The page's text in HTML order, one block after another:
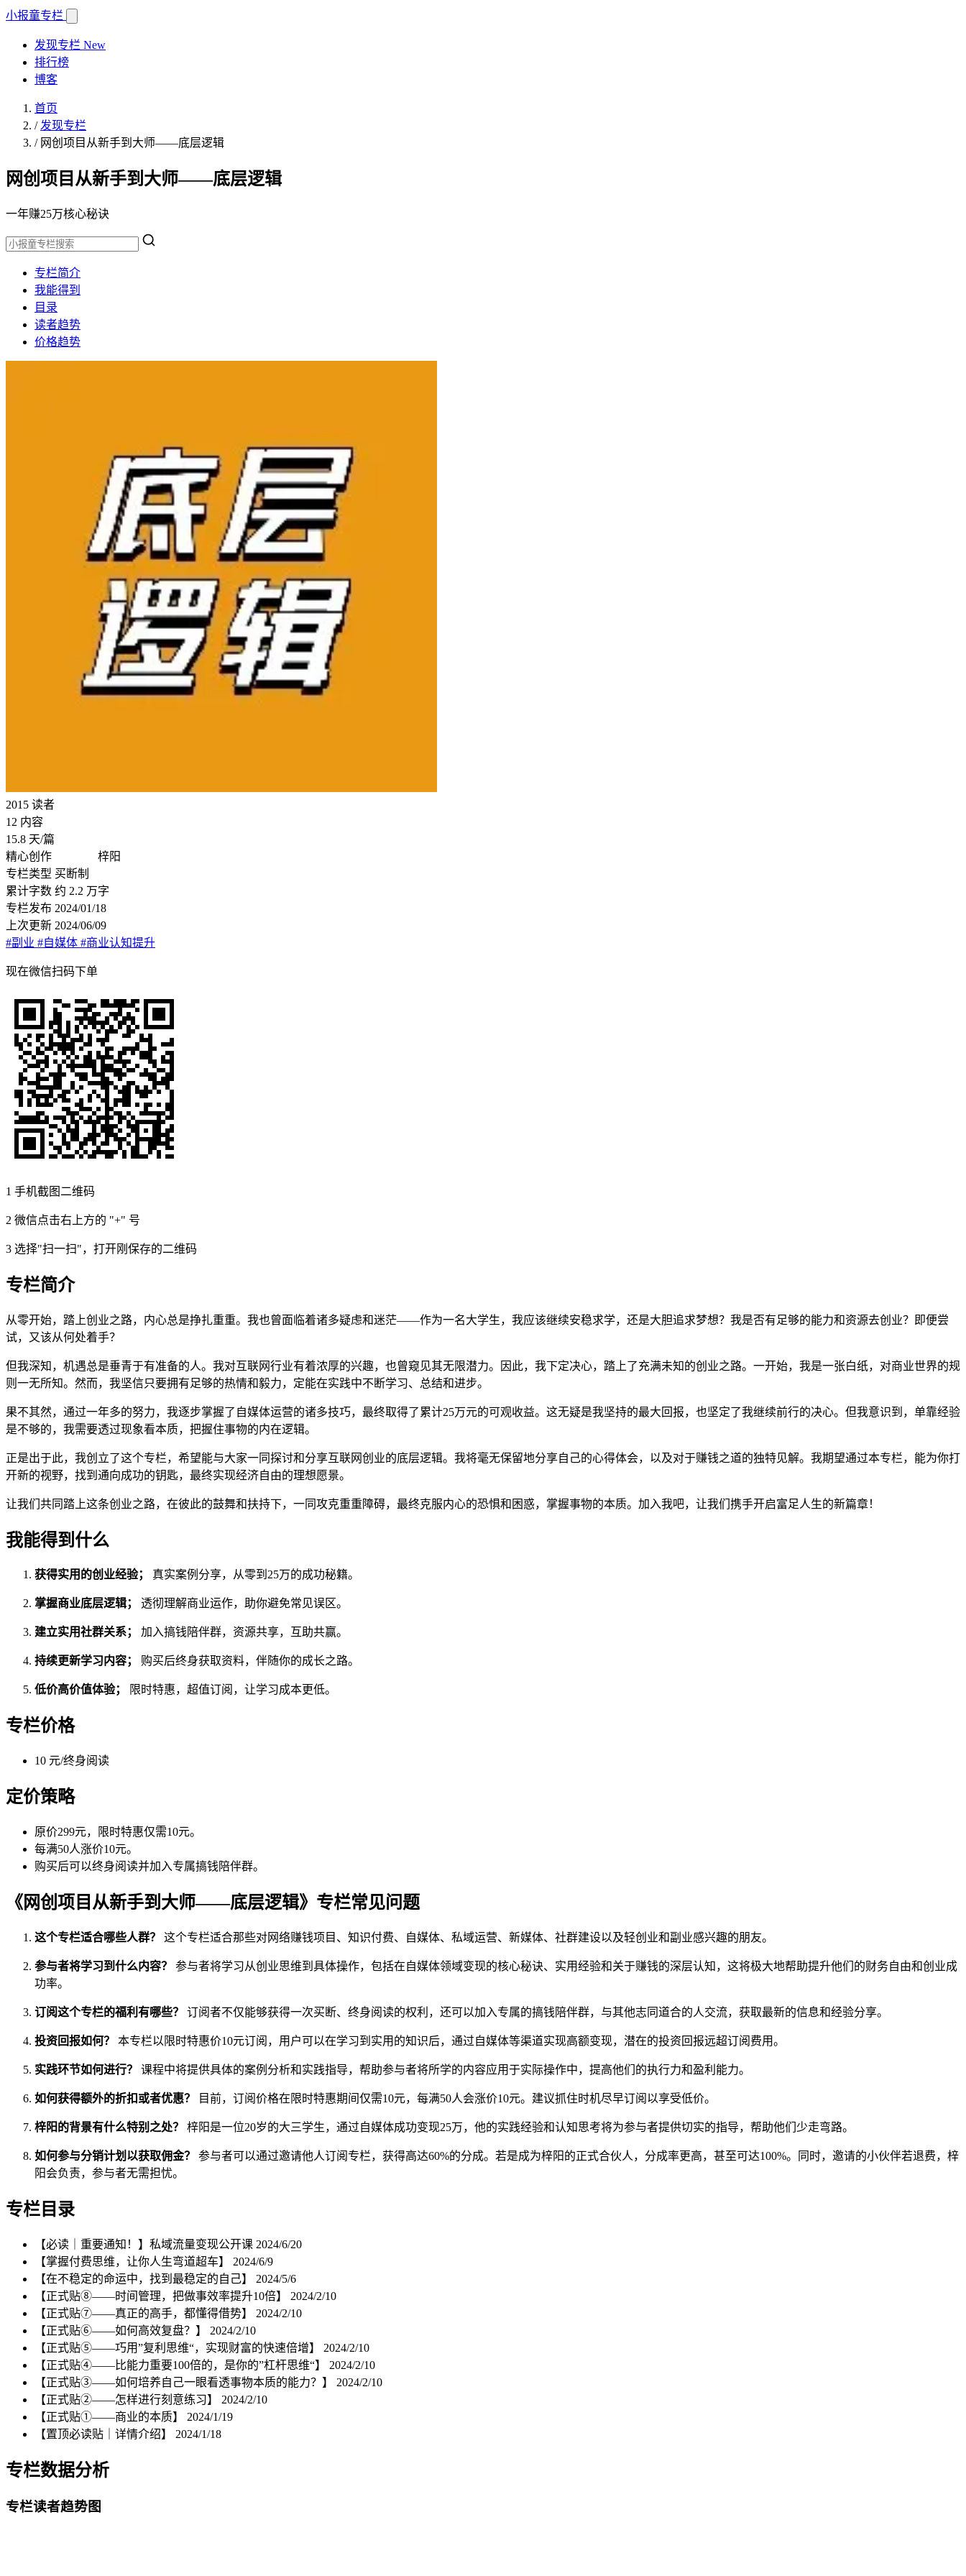
小报童专栏
发现专栏 New
排行榜
博客
首页
/ 发现专栏
/ 网创项目从新手到大师——底层逻辑
网创项目从新手到大师——底层逻辑
一年赚25万核心秘诀
专栏简介
我能得到
目录
读者趋势
价格趋势
2015 读者
12 内容
15.8 天/篇
精心创作
ㅤㅤㅤㅤ梓阳
专栏类型 买断制
累计字数 约 2.2 万字
专栏发布 2024/01/18
上次更新 2024/06/09
#副业 #自媒体 #商业认知提升
现在微信扫码下单
1 手机截图二维码
2 微信点击右上方的 "+" 号
3 选择"扫一扫"，打开刚保存的二维码
专栏简介
从零开始，踏上创业之路，内心总是挣扎重重。我也曾面临着诸多疑虑和迷茫——作为一名大学生，我应该继续安稳求学，还是大胆追求梦想？我是否有足够的能力和资源去创业？即便尝
试，又该从何处着手？
但我深知，机遇总是垂青于有准备的人。我对互联网行业有着浓厚的兴趣，也曾窥见其无限潜力。因此，我下定决心，踏上了充满未知的创业之路。一开始，我是一张白纸，对商业世界的规
则一无所知。然而，我坚信只要拥有足够的热情和毅力，定能在实践中不断学习、总结和进步。
果不其然，通过一年多的努力，我逐步掌握了自媒体运营的诸多技巧，最终取得了累计25万元的可观收益。这无疑是我坚持的最大回报，也坚定了我继续前行的决心。但我意识到，单靠经验
是不够的，我需要透过现象看本质，把握住事物的内在逻辑。
正是出于此，我创立了这个专栏，希望能与大家一同探讨和分享互联网创业的底层逻辑。我将毫无保留地分享自己的心得体会，以及对于赚钱之道的独特见解。我期望通过本专栏，能为你打
开新的视野，找到通向成功的钥匙，最终实现经济自由的理想愿景。
让我们共同踏上这条创业之路，在彼此的鼓舞和扶持下，一同攻克重重障碍，最终克服内心的恐惧和困惑，掌握事物的本质。加入我吧，让我们携手开启富足人生的新篇章！
我能得到什么
获得实用的创业经验； 真实案例分享，从零到25万的成功秘籍。
掌握商业底层逻辑； 透彻理解商业运作，助你避免常见误区。
建立实用社群关系； 加入搞钱陪伴群，资源共享，互助共赢。
持续更新学习内容； 购买后终身获取资料，伴随你的成长之路。
低价高价值体验； 限时特惠，超值订阅，让学习成本更低。
专栏价格
10 元/终身阅读
定价策略
原价299元，限时特惠仅需10元。
每满50人涨价10元。
购买后可以终身阅读并加入专属搞钱陪伴群。
《网创项目从新手到大师——底层逻辑》专栏常见问题
这个专栏适合哪些人群？ 这个专栏适合那些对网络赚钱项目、知识付费、自媒体、私域运营、新媒体、社群建设以及轻创业和副业感兴趣的朋友。
参与者将学习到什么内容？
参与者将学习从创业思维到具体操作，包括在自媒体领域变现的核心秘诀、实用经验和关于赚钱的深层认知，这将极大地帮助提升他们的财务自由和创业成
功率。
订阅这个专栏的福利有哪些？ 订阅者不仅能够获得一次买断、终身阅读的权利，还可以加入专属的搞钱陪伴群，与其他志同道合的人交流，获取最新的信息和经验分享。
投资回报如何？ 本专栏以限时特惠价10元订阅，用户可以在学习到实用的知识后，通过自媒体等渠道实现高额变现，潜在的投资回报远超订阅费用。
实践环节如何进行？ 课程中将提供具体的案例分析和实践指导，帮助参与者将所学的内容应用于实际操作中，提高他们的执行力和盈利能力。
如何获得额外的折扣或者优惠？ 目前，订阅价格在限时特惠期间仅需10元，每满50人会涨价10元。建议抓住时机尽早订阅以享受低价。
梓阳的背景有什么特别之处？ 梓阳是一位20岁的大三学生，通过自媒体成功变现25万，他的实践经验和认知思考将为参与者提供切实的指导，帮助他们少走弯路。
如何参与分销计划以获取佣金？
参与者可以通过邀请他人订阅专栏，获得高达60%的分成。若是成为梓阳的正式合伙人，分成率更高，甚至可达100%。同时，邀请的小伙伴若退费，梓
阳会负责，参与者无需担忧。
专栏目录
【必读｜重要通知！】私域流量变现公开课 2024/6/20
【掌握付费思维，让你人生弯道超车】 2024/6/9
【在不稳定的命运中，找到最稳定的自己】 2024/5/6
【正式贴⑧——时间管理，把做事效率提升10倍】 2024/2/10
【正式贴⑦——真正的高手，都懂得借势】 2024/2/10
【正式贴⑥——如何高效复盘？】 2024/2/10
【正式贴⑤——巧用”复利思维“，实现财富的快速倍增】 2024/2/10
【正式贴④——比能力重要100倍的，是你的”杠杆思维“】 2024/2/10
【正式贴③——如何培养自己一眼看透事物本质的能力？】 2024/2/10
【正式贴②——怎样进行刻意练习】 2024/2/10
【正式贴➀——商业的本质】 2024/1/19
【置顶必读贴｜详情介绍】 2024/1/18
专栏数据分析
专栏读者趋势图